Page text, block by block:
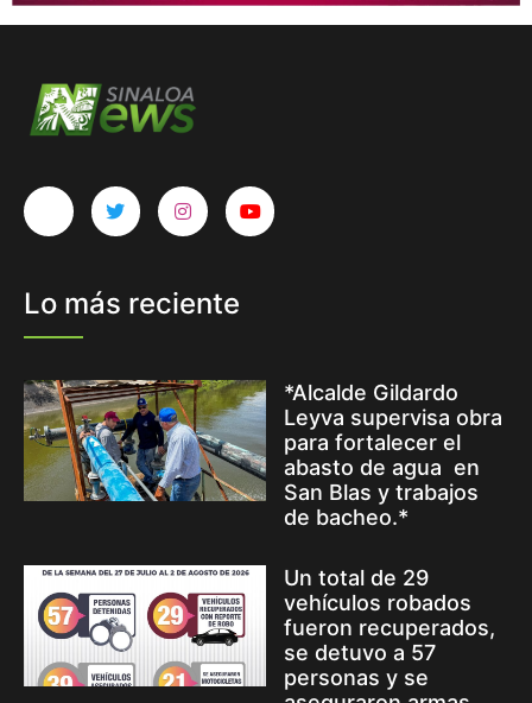
Lo más reciente
*Alcalde Gildardo
Leyva supervisa obra
para fortalecer el
abasto de agua en
San Blas y trabajos
de bacheo.*
Un total de 29
vehículos robados
fueron recuperados,
se detuvo a 57
personas y se